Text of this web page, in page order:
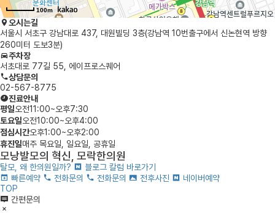
100m
오시는길
서울시 서초구 강남대로 437, 대원빌딩 3층(강남역 10번출구에서 신논현역 방향
260미터 도보3분)
주차장
서초대로 77길 55, 에이프로스퀘어
상담문의
02-567-8775
진료안내
평일오전11:00~오후7:30
토요일오전10:00~오후4:00
점심시 간오후1:00~오후2:00
휴진일매주 목요일, 일요일, 공휴일
모낭발모의 혁신, 모락한의원
탈모, 왜 한의원일까?
블로그 칼럼 바로가기
빠른예약
전화문의 전화문의 전후사진
네이버예약
TOP
간편문의